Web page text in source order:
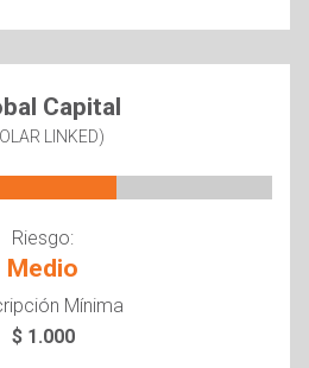
Capital
LINKED)
Riesgo:
Medio
Mínima
$ 1.000